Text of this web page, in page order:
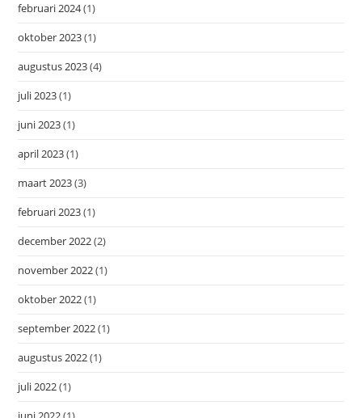
februari 2024(1)
oktober 2023(1)
augustus 2023(4)
juli 2023(1)
juni 2023(1)
april 2023(1)
maart 2023(3)
februari 2023(1)
december 2022(2)
november 2022(1)
oktober 2022(1)
september 2022(1)
augustus 2022(1)
juli 2022(1)